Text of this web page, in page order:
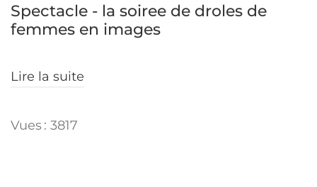
Spectacle - la soiree de droles de
femmes en images
Lire la suite
Vues : 3817